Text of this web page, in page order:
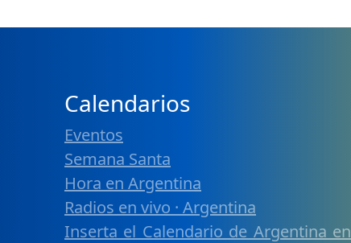
Calendarios
Eventos
Semana Santa
Hora en Argentina
Radios en vivo · Argentina
Inserta el Calendario de Argentina en